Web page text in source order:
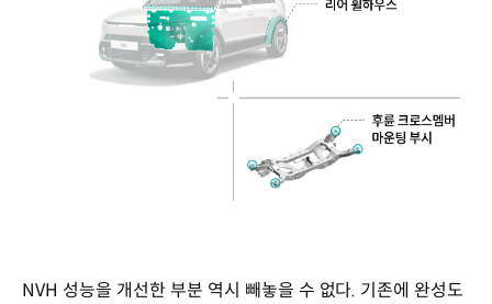
NVH 성능을 개선한 부분 역시 빼놓을 수 없다. 기존에 완성도